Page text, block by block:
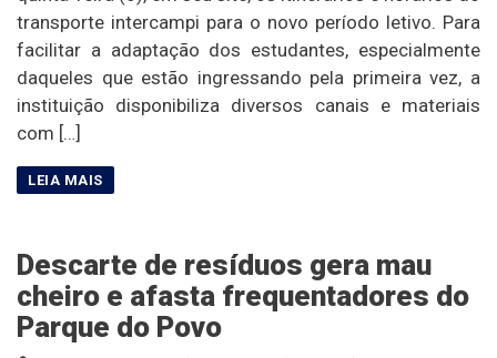
transporte intercampi para o novo período letivo. Para
facilitar a adaptação dos estudantes, especialmente
daqueles que estão ingressando pela primeira vez, a
instituição disponibiliza diversos canais e materiais
com […]
Descarte de resíduos gera mau
cheiro e afasta frequentadores do
Parque do Povo